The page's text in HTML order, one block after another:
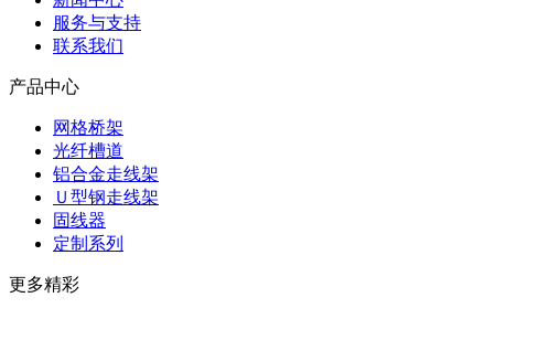
服务与支持
联系我们
产品中心
网格桥架
光纤槽道
铝合金走线架
Ｕ型钢走线架
固线器
定制系列
更多精彩